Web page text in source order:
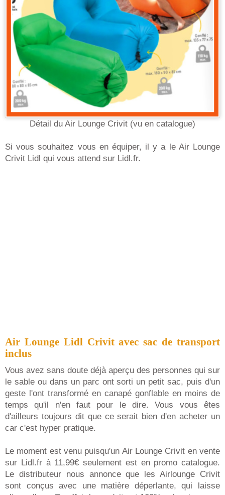
Détail du Air Lounge Crivit (vu en catalogue)
Si vous souhaitez vous en équiper, il y a le Air Lounge
Crivit Lidl qui vous attend sur Lidl.fr.
Air Lounge Lidl Crivit avec sac de transport
inclus
Vous avez sans doute déjà aperçu des personnes qui sur
le sable ou dans un parc ont sorti un petit sac, puis d'un
geste l'ont transformé en canapé gonflable en moins de
temps qu'il n'en faut pour le dire. Vous vous êtes
d'ailleurs toujours dit que ce serait bien d'en acheter un
car c'est hyper pratique.
Le moment est venu puisqu'un Air Lounge Crivit en vente
sur Lidl.fr à 11,99€ seulement est en promo catalogue.
Le distributeur nous annonce que les Airlounge Crivit
sont conçus avec une matière déperlante, qui laisse